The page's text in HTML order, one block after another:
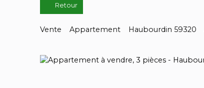
Retour
Vente Appartement Haubourdin 59320